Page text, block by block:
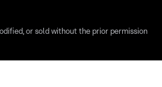
or sold without the prior permission